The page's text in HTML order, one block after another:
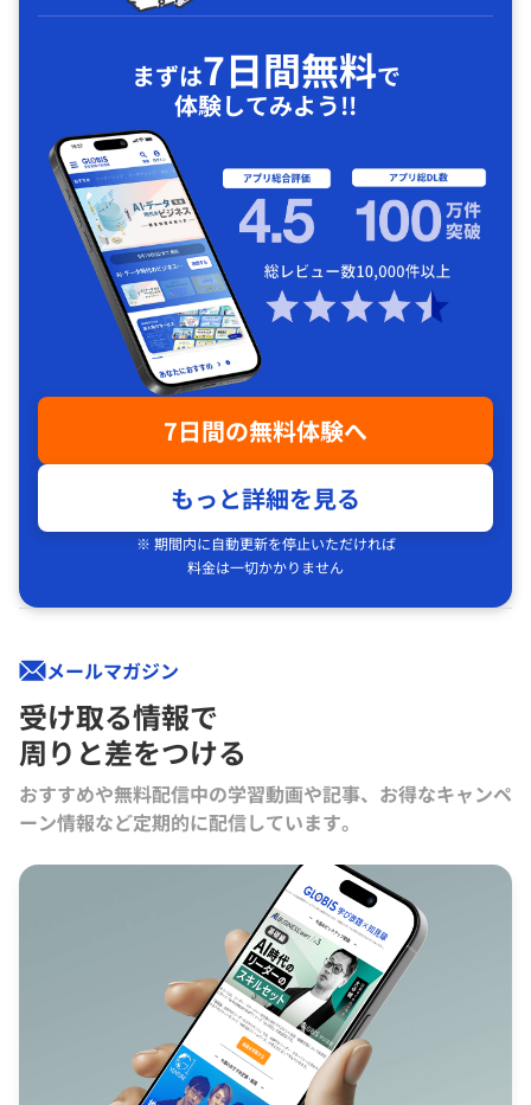
まずは7日間無料で
体験してみよう!!
7日間の無料体験へ
もっと詳細を見る
※ 期間内に自動更新を停止いただければ
料金は一切かかりません
メールマガジン
受け取る情報で
周りと差をつける
おすすめや無料配信中の学習動画や記事、お得なキャンペ
ーン情報など定期的に配信しています。